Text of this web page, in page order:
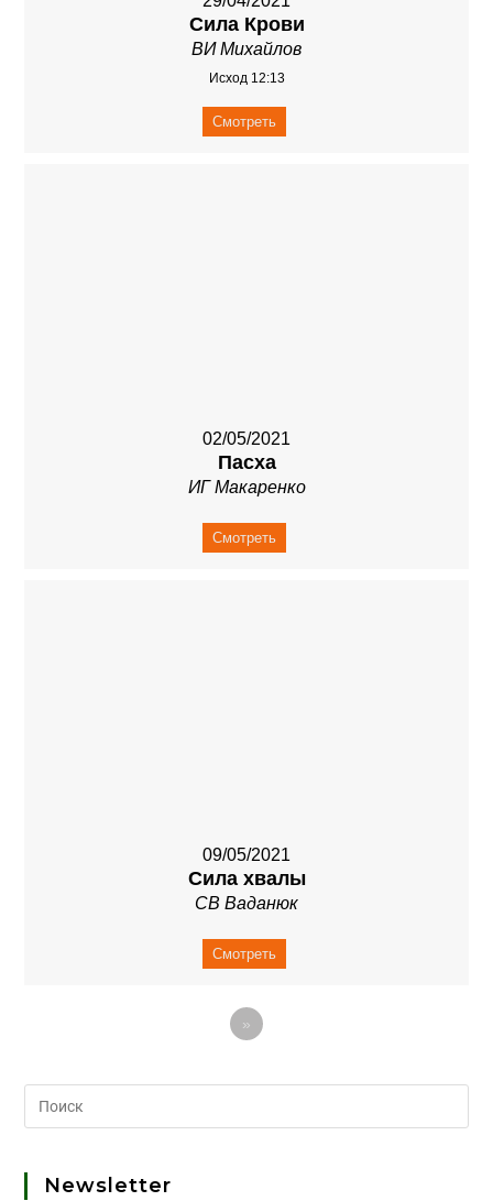
Сила Крови
ВИ Михайлов
Исход 12:13
Смотреть
02/05/2021
Пасха
ИГ Макаренко
Смотреть
09/05/2021
Сила хвалы
СВ Ваданюк
Смотреть
»
Newsletter